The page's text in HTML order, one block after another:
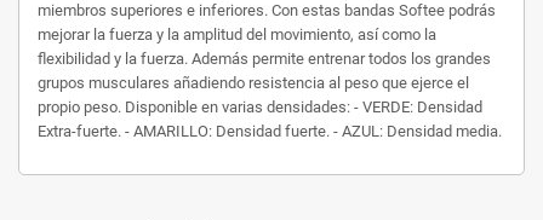
miembros superiores e inferiores. Con estas bandas Softee podrás
mejorar la fuerza y la amplitud del movimiento, así como la
flexibilidad y la fuerza. Además permite entrenar todos los grandes
grupos musculares añadiendo resistencia al peso que ejerce el
propio peso. Disponible en varias densidades: - VERDE: Densidad
Extra-fuerte. - AMARILLO: Densidad fuerte. - AZUL: Densidad media.